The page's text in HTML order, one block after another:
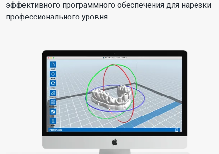
эффективного программного обеспечения для нарезки
профессионального уровня.